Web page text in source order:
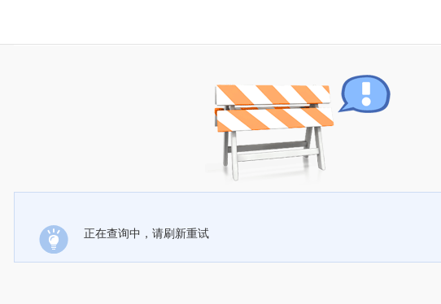
正在查询中，请刷新重试